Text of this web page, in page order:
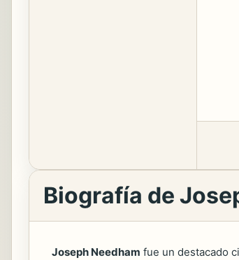
Biografía de
Joseph Needham fue un destacado